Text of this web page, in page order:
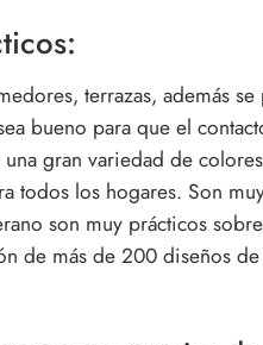
terrazas, además
bueno para que el
gran variedad de
todos los hogares. Son
son muy prácticos
de más de 200 diseños